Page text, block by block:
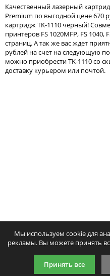
Xerox
Для
Ленточные картриджи
Тонер и девелопер
Качественный лазерный
Premium по выгодной цене 670
картридж TK-1110 черный!
принтеров FS 1020MFP, FS 1040,
страниц. А так же вас ждет
рублей на счет на следующую
можно приобрести TK-1110 со
доставку курьером или почтой.
Введите код, указанный на
Мы используем cookie для
рекламы. Вы можете принять
Принять все